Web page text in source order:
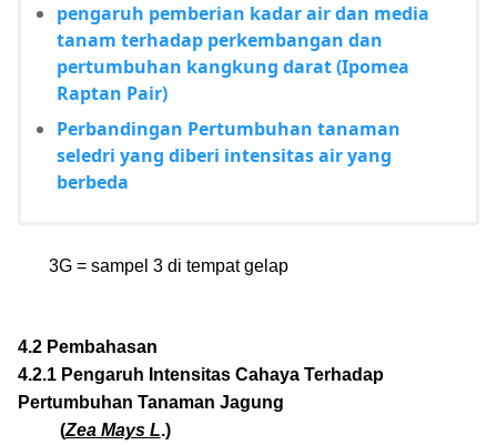
pengaruh pemberian kadar air dan media
tanam terhadap perkembangan dan
pertumbuhan kangkung darat (Ipomea
Raptan Pair)
Perbandingan Pertumbuhan tanaman
seledri yang diberi intensitas air yang
berbeda
3G = sampel 3 di tempat gelap
4.2 Pembahasan
4.2.1 Pengaruh Intensitas Cahaya Terhadap
Pertumbuhan Tanaman Jagung
(Zea Mays L.)